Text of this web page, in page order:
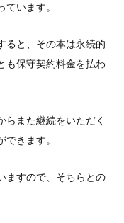
います。
ると、その本は永続的
保守契約料金を払わ
らまた継続をいただく
きます。
ますので、そちらとの